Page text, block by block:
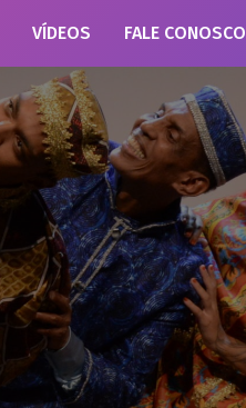
VÍDEOS FALE CONOSCO